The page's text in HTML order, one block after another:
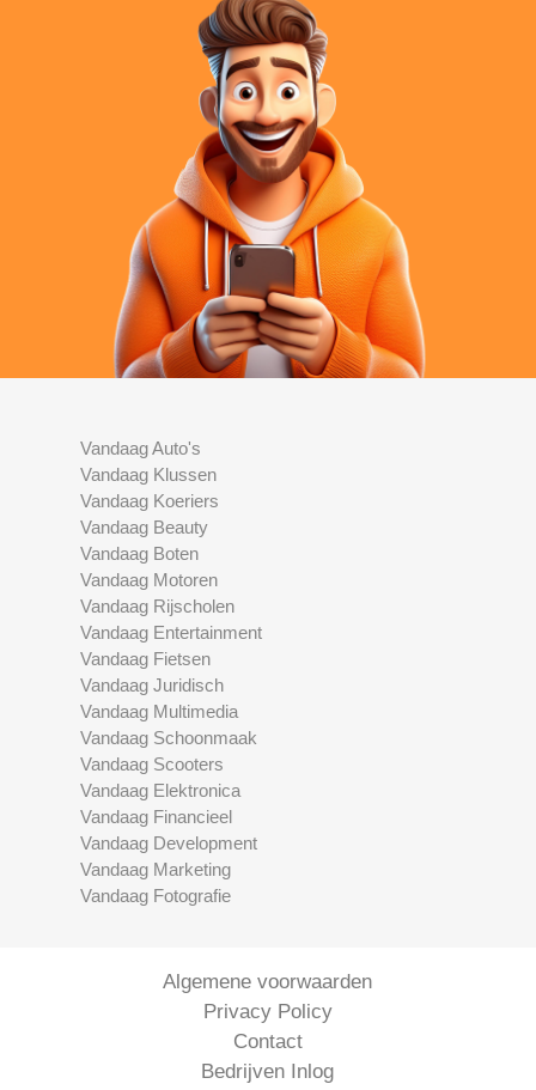
Vandaag Auto's
Vandaag Klussen
Vandaag Koeriers
Vandaag Beauty
Vandaag Boten
Vandaag Motoren
Vandaag Rijscholen
Vandaag Entertainment
Vandaag Fietsen
Vandaag Juridisch
Vandaag Multimedia
Vandaag Schoonmaak
Vandaag Scooters
Vandaag Elektronica
Vandaag Financieel
Vandaag Development
Vandaag Marketing
Vandaag Fotografie
Algemene voorwaarden
Privacy Policy
Contact
Bedrijven Inlog